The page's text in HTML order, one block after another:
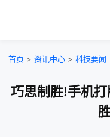
首页 > 资讯中心 > 科技要闻
巧思制胜!手机